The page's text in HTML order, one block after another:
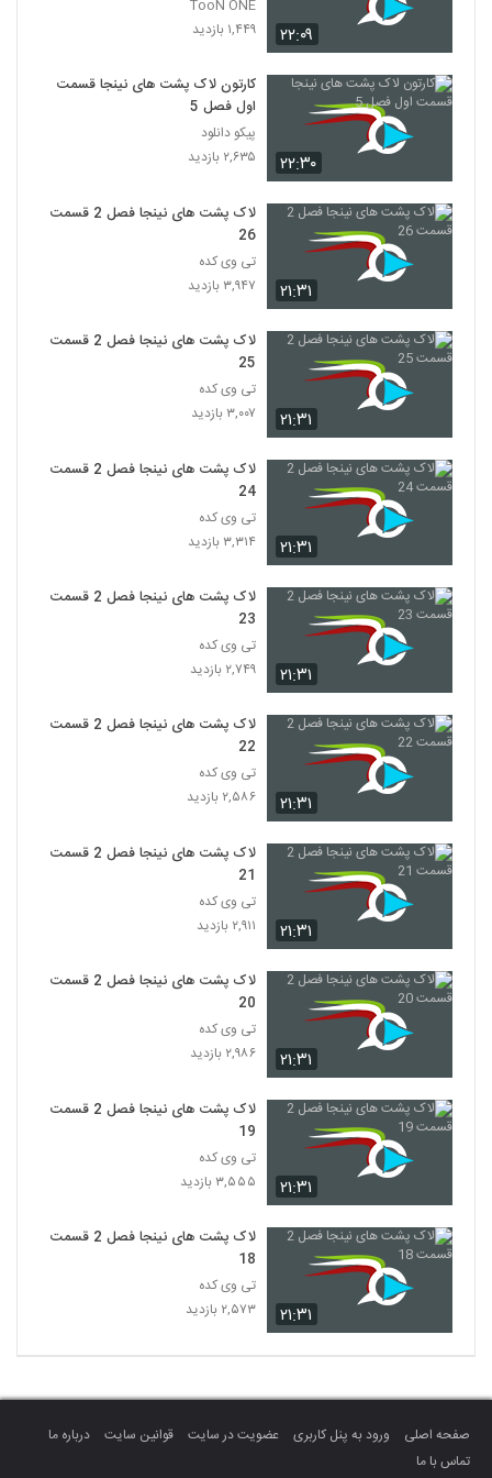
۲۲:۰۹
TooN ONE
۱,۴۴۹ بازدید
۲۲:۳۰
کارتون لاک پشت های نینجا قسمت
اول فصل 5
پیکو دانلود
۲,۶۳۵ بازدید
۲۱:۳۱
لاک پشت های نینجا فصل 2 قسمت
26
تی وی کده
۳,۹۴۷ بازدید
۲۱:۳۱
لاک پشت های نینجا فصل 2 قسمت
25
تی وی کده
۳,۰۰۷ بازدید
۲۱:۳۱
لاک پشت های نینجا فصل 2 قسمت
24
تی وی کده
۳,۳۱۴ بازدید
۲۱:۳۱
لاک پشت های نینجا فصل 2 قسمت
23
تی وی کده
۲,۷۴۹ بازدید
۲۱:۳۱
لاک پشت های نینجا فصل 2 قسمت
22
تی وی کده
۲,۵۸۶ بازدید
۲۱:۳۱
لاک پشت های نینجا فصل 2 قسمت
21
تی وی کده
۲,۹۱۱ بازدید
۲۱:۳۱
لاک پشت های نینجا فصل 2 قسمت
20
تی وی کده
۲,۹۸۶ بازدید
۲۱:۳۱
لاک پشت های نینجا فصل 2 قسمت
19
تی وی کده
۳,۵۵۵ بازدید
۲۱:۳۱
لاک پشت های نینجا فصل 2 قسمت
18
تی وی کده
۲,۵۷۳ بازدید
صفحه اصلی ورود به پنل کاربری عضویت در سایت قوانین سایت
درباره ما
تماس با ما